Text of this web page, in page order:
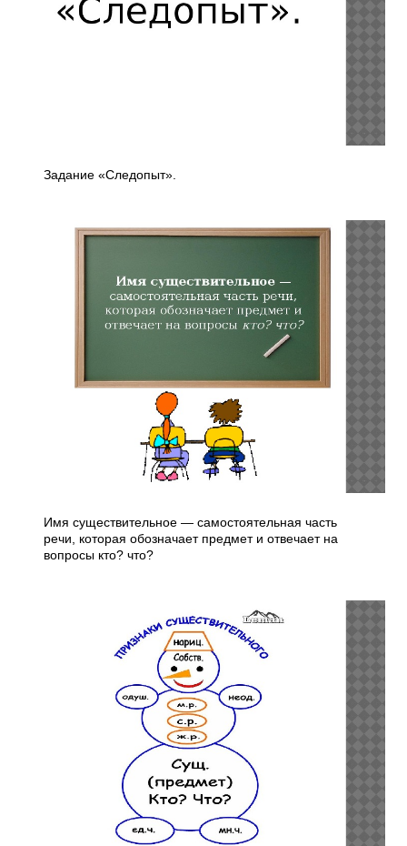
Задание «Следопыт».
Имя существительное — самостоятельная часть
речи, которая обозначает предмет и отвечает на
вопросы кто? что?